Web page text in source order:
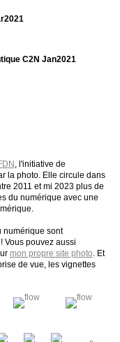
C2N Jan2021
, l'initiative de
la photo. Elle circule dans
2011 et mi 2023 plus de
du numérique avec une
numérique sont
! Vous pouvez aussi
mon propre site photo. Et
de vue, les vignettes